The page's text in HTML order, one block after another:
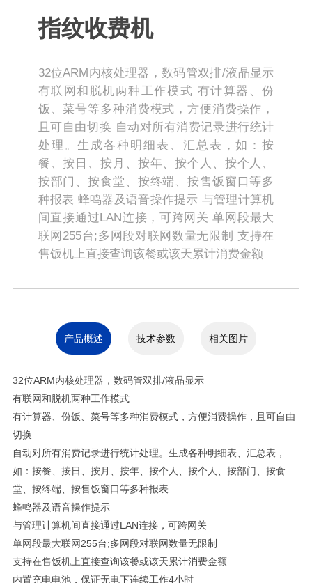
指纹收费机
32位ARM内核处理器，数码管双排/液晶显示
有联网和脱机两种工作模式 有计算器、份
饭、菜号等多种消费模式，方便消费操作，
且可自由切换 自动对所有消费记录进行统计
处理。生成各种明细表、汇总表，如：按
餐、按日、按月、按年、按个人、按个人、
按部门、按食堂、按终端、按售饭窗口等多
种报表 蜂鸣器及语音操作提示 与管理计算机
间直接通过LAN连接，可跨网关 单网段最大
联网255台;多网段对联网数量无限制 支持在
售饭机上直接查询该餐或该天累计消费金额
产品概述 技术参数 相关图片
32位ARM内核处理器，数码管双排/液晶显示
有联网和脱机两种工作模式
有计算器、份饭、菜号等多种消费模式，方便消费操作，且可自由
切换
自动对所有消费记录进行统计处理。生成各种明细表、汇总表，
如：按餐、按日、按月、按年、按个人、按个人、按部门、按食
堂、按终端、按售饭窗口等多种报表
蜂鸣器及语音操作提示
与管理计算机间直接通过LAN连接，可跨网关
单网段最大联网255台;多网段对联网数量无限制
支持在售饭机上直接查询该餐或该天累计消费金额
内置充电电池，保证无电下连续工作4小时